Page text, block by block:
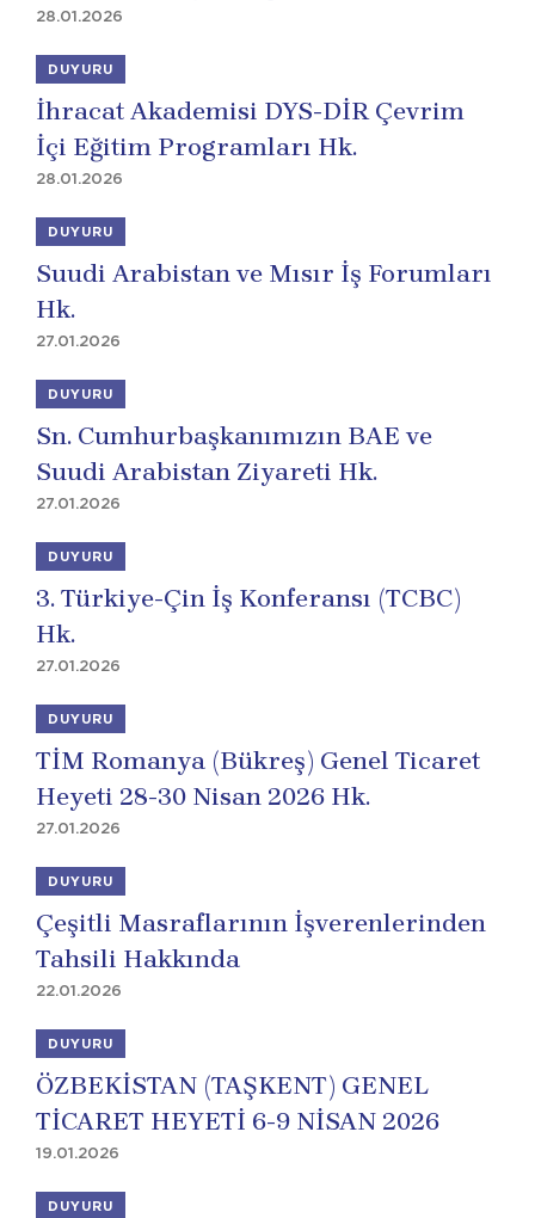
28.01.2026
DUYURU
İhracat Akademisi DYS-DİR Çevrim
İçi Eğitim Programları Hk.
28.01.2026
DUYURU
Suudi Arabistan ve Mısır İş Forumları
Hk.
27.01.2026
DUYURU
Sn. Cumhurbaşkanımızın BAE ve
Suudi Arabistan Ziyareti Hk.
27.01.2026
DUYURU
3. Türkiye-Çin İş Konferansı (TCBC)
Hk.
27.01.2026
DUYURU
TİM Romanya (Bükreş) Genel Ticaret
Heyeti 28-30 Nisan 2026 Hk.
27.01.2026
DUYURU
Çeşitli Masraflarının İşverenlerinden
Tahsili Hakkında
22.01.2026
DUYURU
ÖZBEKİSTAN (TAŞKENT) GENEL
TİCARET HEYETİ 6-9 NİSAN 2026
19.01.2026
DUYURU